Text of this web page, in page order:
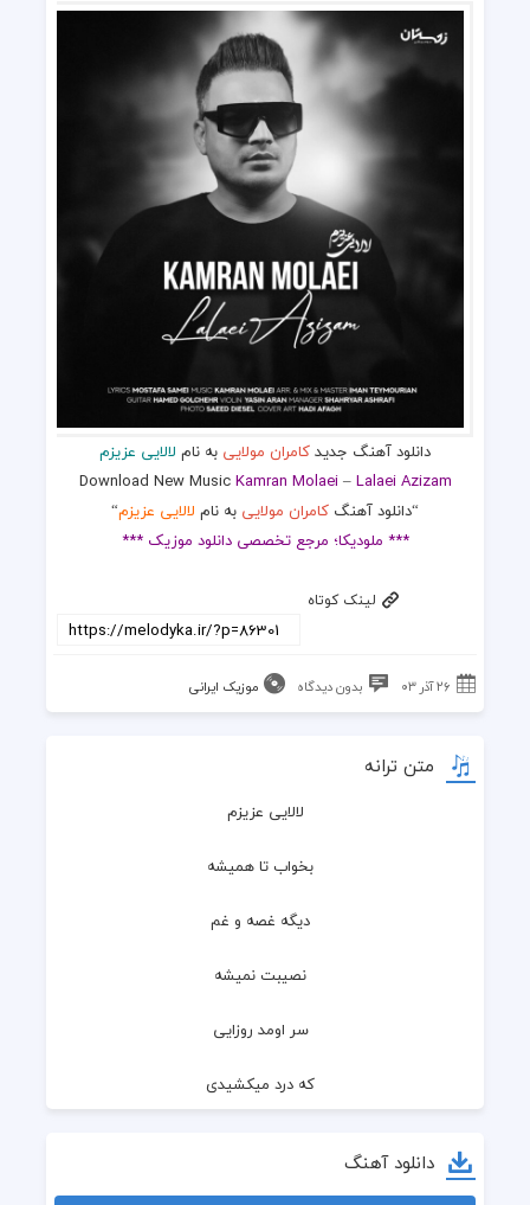
دانلود آهنگ جدیدکامران مولایی به نام لالایی عزیزم‌
Download New MusicKamran Molaei–Lalaei Azizam
“دانلود آهنگ کامران مولایی به نام لالایی عزیزم‌“
*** ملودیکا؛ مرجع تخصصی دانلود موزیک ***
لینک کوتاه
۲۶ آذر ۰۳ بدون دیدگاه موزیک ایرانی
متن ترانه
لالایی عزیزم
  بخواب تا همیشه
  دیگه غصه و غم
  نصیبت نمیشه
  سر اومد روزایی
  که درد میکشیدی
  به خواسته ت رسیدی
دانلود آهنگ